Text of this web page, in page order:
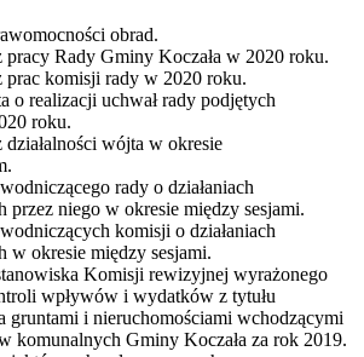
obrad.
pracy Rady Gminy Koczała w 2020 roku.
prac komisji rady w 2020 roku.
o realizacji uchwał rady podjętych
roku.
działalności wójta w okresie
rady o działaniach
przez niego w okresie między sesjami.
komisji o działaniach
w okresie między sesjami.
Komisji rewizyjnej wyrażonego
wpływów i wydatków z tytułu
gruntami i nieruchomościami wchodzącymi
komunalnych Gminy Koczała za rok 2019.